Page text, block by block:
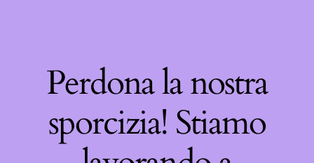
Perdona la nostra
sporcizia! Stiamo